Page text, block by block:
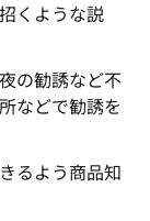
くような説
の勧誘など不
などで勧誘を
るよう商品知